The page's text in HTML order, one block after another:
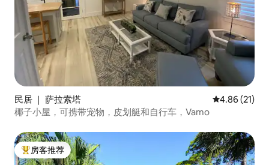
民居 ｜ 萨拉索塔 平均评分
4.86 (21)
椰子小屋，可携带宠物，皮划艇和自行车，Vamo
热门「房客推荐」
房客推荐